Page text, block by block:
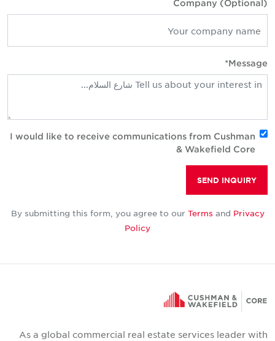
Company (Optional)
Message*
I would like to receive communications from Cushman
& Wakefield Core
SEND INQUIRY
By submitting this form, you agree to ourTermsandPrivacy
Policy
As a global commercial real estate services leader with